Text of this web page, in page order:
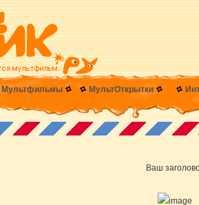
Мультфильмы МультОткрытки
Ваш